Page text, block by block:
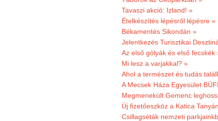
Tavaszi akció: Izland! »
Ételkészítés lépésről lépésre »
Békamentés Sikondán »
Jelentkezés Turisztikai
Az első gólyák és első fecskék
Mi lesz a varjakkal? »
Ahol a természet és tudás
A Mecsek Háza Egyesület
Megmenekült Gemenc
Új fizetőeszköz a Katica
Csillagséták nemzeti